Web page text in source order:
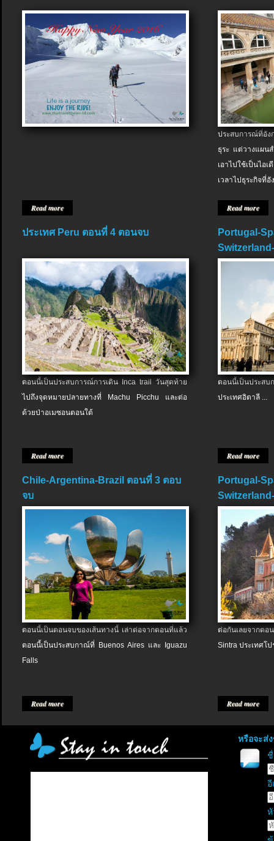
Read more
ประสบการณ์ที่อัง
ธุระ แต่วางแผน
เอาไปใช้เป็นไอ
เวลาไปธุระกิจที่อั
Read more
ประเทศ Peru ตอนที่ 4 ตอนจบ
ตอนนี้เป็นประสบการณ์การเดิน Inca trail วันสุดท้าย
ไปถึงจุดหมายปลายทางที่ Machu Picchu และต่อ
ด้วยป่าอเมซอนตอนใต้
Read more
Portugal-
ตอนนี้เป็นประส
ประเทศอิตาลี ...
Read more
Chile-Argentina-Brazil ตอนที่ 3 ตอบ
จบ
ตอนนี้เป็นตอนจบของเส้นทางนี้ เล่าต่อจากตอนที่แล้ว
ตอนนี้เป็นประสบกาณ์ที่ Buenos Aires และ Iguazu
Falls
Read more
Portugal-
ต่อกันเลยจากต
Sintra ประเทศโป
Read more
หรือจะส่
อี
หั